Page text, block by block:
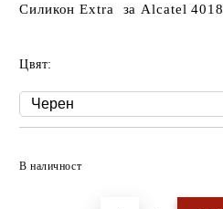
Силикон Extra за Alcatel 4018
Цвят:
В наличност